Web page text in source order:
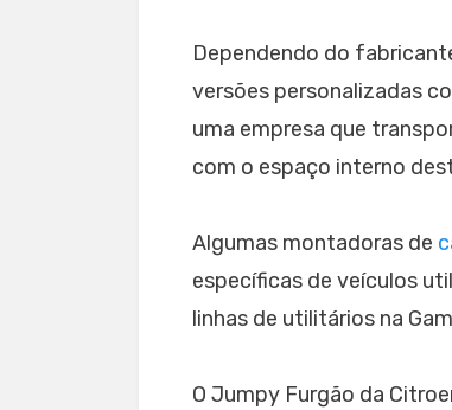
Dependendo do
versões personalizadas
uma empresa que
com o espaço interno
Algumas montadoras de
específicas de veículos
linhas de utilitários na
O Jumpy Furgão da